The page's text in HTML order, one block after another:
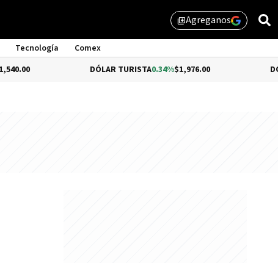
library_addAgreganos
Tecnología
Comex
DÓLAR TURISTA0.34%$1,976.00 -